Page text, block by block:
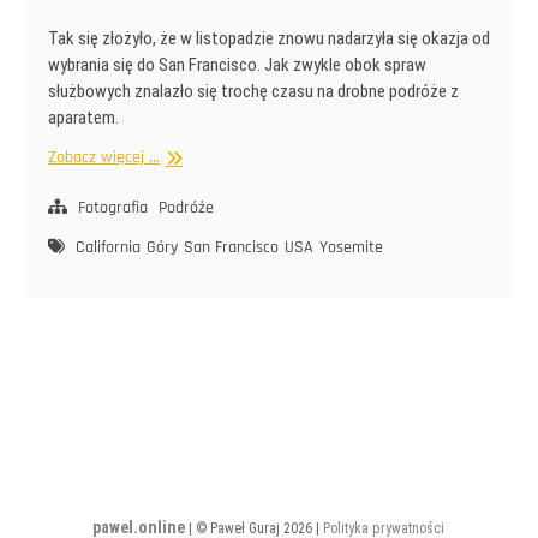
Tak się złożyło, że w listopadzie znowu nadarzyła się okazja od
wybrania się do San Francisco. Jak zwykle obok spraw
służbowych znalazło się trochę czasu na drobne podróże z
aparatem.
Zobacz więcej ... Kalifornia
Fotografia
Podróże
California Góry San Francisco USA Yosemite
pawel.online | © Paweł Guraj 2026 | Polityka prywatności